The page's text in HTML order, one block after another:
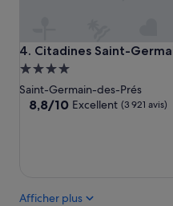
4. Citadines Saint-
Citadines Saint-Germain-
Hébergement
4.0 étoiles
Saint-Germain-des-Prés
8.8
8,8/10 Excellent (3 921 avis)
Afficher plus